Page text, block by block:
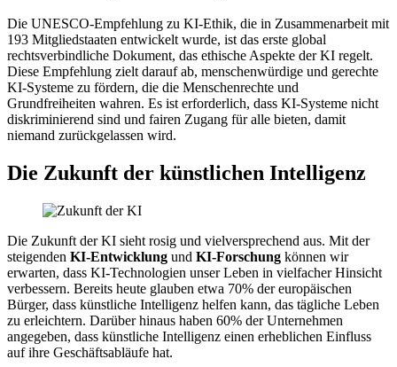
Die UNESCO-Empfehlung zu KI-Ethik, die in Zusammenarbeit mit
193 Mitgliedstaaten entwickelt wurde, ist das erste global
rechtsverbindliche Dokument, das ethische Aspekte der KI regelt.
Diese Empfehlung zielt darauf ab, menschenwürdige und gerechte
KI-Systeme zu fördern, die die Menschenrechte und
Grundfreiheiten wahren. Es ist erforderlich, dass KI-Systeme nicht
diskriminierend sind und fairen Zugang für alle bieten, damit
niemand zurückgelassen wird.
Die Zukunft der künstlichen Intelligenz
Die Zukunft der KI sieht rosig und vielversprechend aus. Mit der
steigenden KI-Entwicklung und KI-Forschung können wir
erwarten, dass KI-Technologien unser Leben in vielfacher Hinsicht
verbessern. Bereits heute glauben etwa 70% der europäischen
Bürger, dass künstliche Intelligenz helfen kann, das tägliche Leben
zu erleichtern. Darüber hinaus haben 60% der Unternehmen
angegeben, dass künstliche Intelligenz einen erheblichen Einfluss
auf ihre Geschäftsabläufe hat.